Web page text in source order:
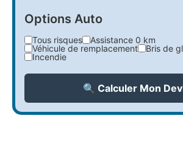
Options Auto
Tous risques
Assistance 0 km
Véhicule de remplacement
Bris de
Incendie
🔍 Calculer Mon